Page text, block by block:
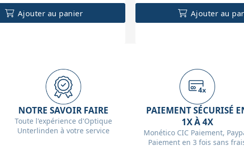
Ajouter au panier Ajouter au
NOTRE SAVOIR FAIRE
Toute l'expérience d'Optique
Unterlinden à votre service
PAIEMENT SÉCURISÉ
1X À 4X
Monético CIC Paiement,
Paiement en 3 fois sans